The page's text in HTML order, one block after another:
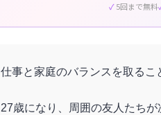
5回まで無料
仕事と家庭のバランスを取るこ
27歳になり、周囲の友人たち